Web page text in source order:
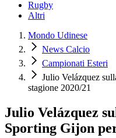
Rugby
Altri
Mondo Udinese
News Calcio
Campionati Esteri
Julio Velázquez
stagione 2020/21
Julio Velázquez
Sporting Gijon